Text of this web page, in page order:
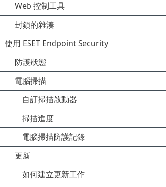
Web 控制工具
封鎖的雜湊
使用 ESET Endpoint Security
防護狀態
電腦掃描
自訂掃描啟動器
掃描進度
電腦掃描防護記錄
更新
如何建立更新工作